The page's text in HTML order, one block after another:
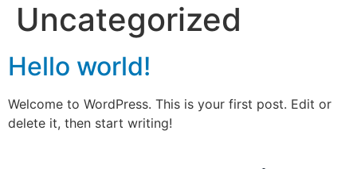
Uncategorized
Hello world!
Welcome to WordPress. This is your first post. Edit or
delete it, then start writing!